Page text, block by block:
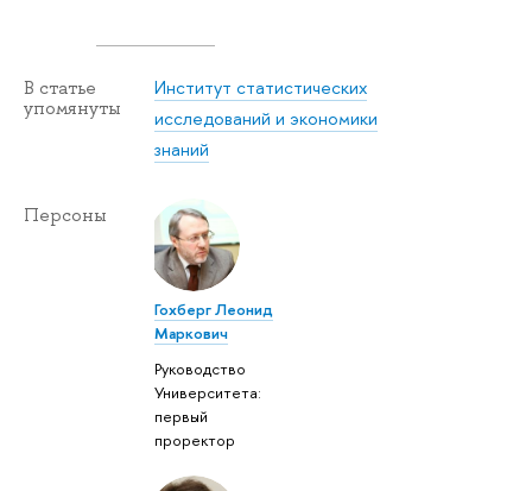
В статье
упомянуты
Институт статистических
исследований и экономики
знаний
Персоны
Гохберг Леонид
Маркович
Руководство
Университета:
первый
проректор